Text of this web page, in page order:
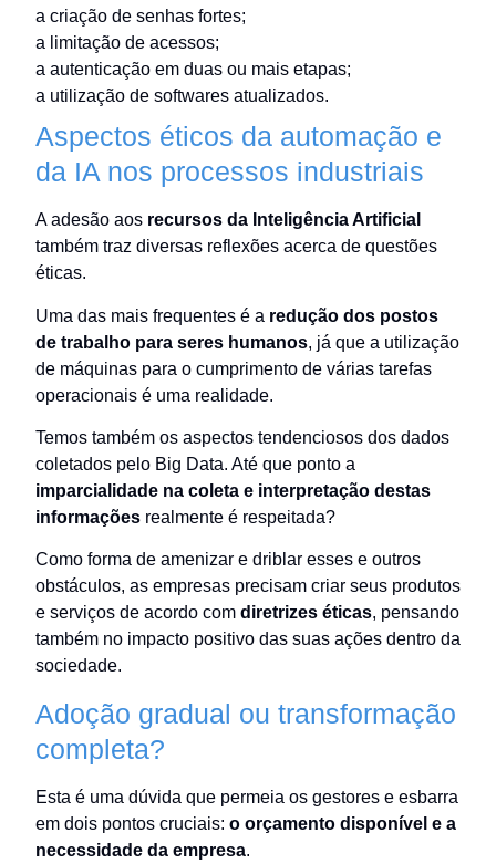
a criação de senhas fortes;
a limitação de acessos;
a autenticação em duas ou mais etapas;
a utilização de softwares atualizados.
Aspectos éticos da automação e
da IA nos processos industriais
A adesão aos recursos da Inteligência Artificial
também traz diversas reflexões acerca de questões
éticas.
Uma das mais frequentes é a redução dos postos
de trabalho para seres humanos, já que a utilização
de máquinas para o cumprimento de várias tarefas
operacionais é uma realidade.
Temos também os aspectos tendenciosos dos dados
coletados pelo Big Data. Até que ponto a
imparcialidade na coleta e interpretação destas
informações realmente é respeitada?
Como forma de amenizar e driblar esses e outros
obstáculos, as empresas precisam criar seus produtos
e serviços de acordo com diretrizes éticas, pensando
também no impacto positivo das suas ações dentro da
sociedade.
Adoção gradual ou transformação
completa?
Esta é uma dúvida que permeia os gestores e esbarra
em dois pontos cruciais: o orçamento disponível e a
necessidade da empresa.